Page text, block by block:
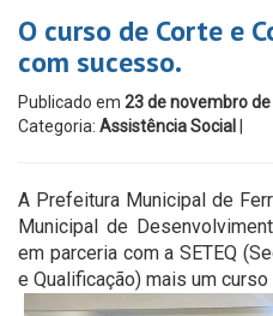
O curso de Corte e
com sucesso.
Publicado em 23 de novembro
Categoria: Assistência Social
A Prefeitura Municipal de
Municipal de
em parceria com a SETEQ
e Qualificação) mais um